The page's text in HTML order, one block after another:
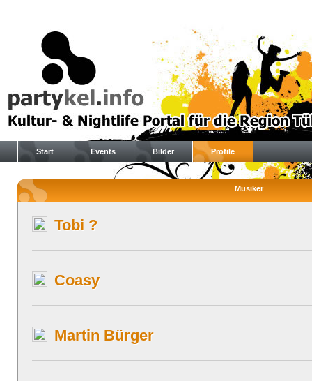
Start Events Bilder Profile
Musiker
Tobi ?
Coasy
Martin Bürger